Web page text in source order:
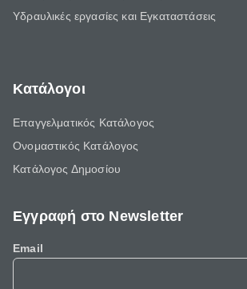
Υδραυλικές εργασίες και Εγκαταστάσεις
Κατάλογοι
Επαγγελματικός Κατάλογος
Ονομαστικός Κατάλογος
Κατάλογος Δημοσίου
Εγγραφή στο Newsletter
Email